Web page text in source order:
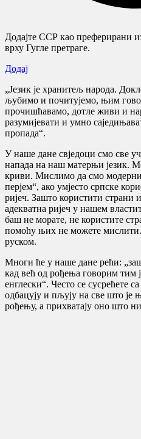
Додајте ССР као преферирани
врху Гугле претраге.
Додај
„Језик је хранитељ народа.
љубимо и почитујемо, њим
прочишћавамо, дотле живи и
разумијевати и умно
пропада“.
У наше дане свједоци смо све
напада на наш матерњи језик.
криви. Мислимо да смо
перјем“, ако умјесто српске
ријеч. Зашто користити страни
адекватна ријеч у нашем
баш не морате, не користите
помоћу њих не можете
руском.
Многи ће у наше дане рећи:
кад већ од рођења говорим тим
енглески“. Често се сусрећете
одбацују и пљују на све што
рођењу, а прихватају оно што